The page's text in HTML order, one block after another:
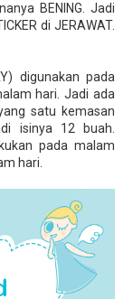
BENING. Jadi
di JERAWAT.
digunakan pada
hari. Jadi ada
satu kemasan
isinya 12 buah.
pada malam
hari.